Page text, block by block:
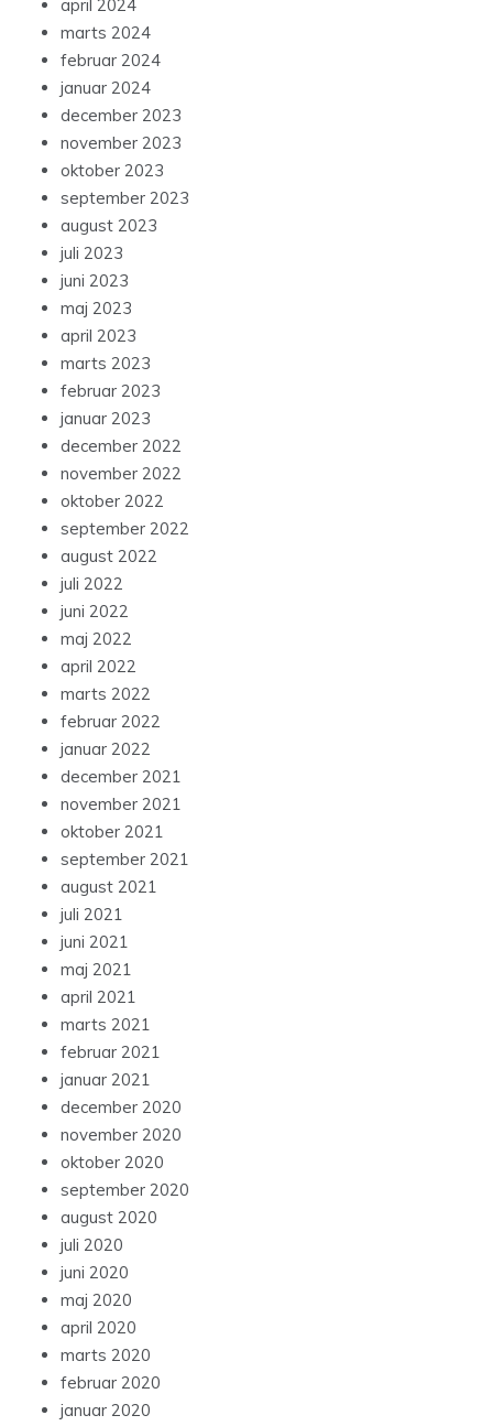
april 2024
marts 2024
februar 2024
januar 2024
december 2023
november 2023
oktober 2023
september 2023
august 2023
juli 2023
juni 2023
maj 2023
april 2023
marts 2023
februar 2023
januar 2023
december 2022
november 2022
oktober 2022
september 2022
august 2022
juli 2022
juni 2022
maj 2022
april 2022
marts 2022
februar 2022
januar 2022
december 2021
november 2021
oktober 2021
september 2021
august 2021
juli 2021
juni 2021
maj 2021
april 2021
marts 2021
februar 2021
januar 2021
december 2020
november 2020
oktober 2020
september 2020
august 2020
juli 2020
juni 2020
maj 2020
april 2020
marts 2020
februar 2020
januar 2020